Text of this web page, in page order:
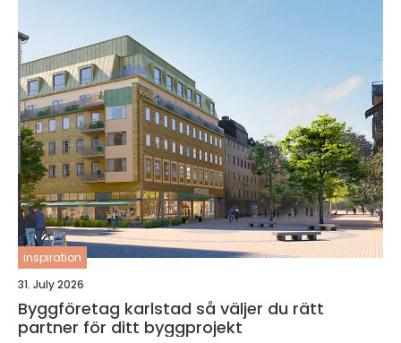
inspiration
31. July 2026
Byggföretag karlstad så väljer du rätt
partner för ditt byggprojekt